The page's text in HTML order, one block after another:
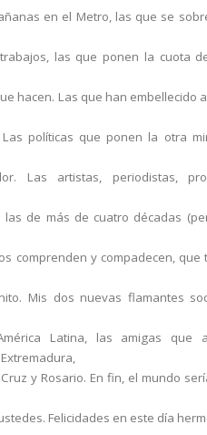
en el Metro, las que se
las que ponen la cuota
hacen. Las que han embellecido
políticas que ponen la otra
Las artistas, periodistas,
las de más de cuatro décadas
comprenden y compadecen, que
Mis dos nuevas flamantes
Latina, las amigas que
y Rosario. En fin, el mundo
Felicidades en este día